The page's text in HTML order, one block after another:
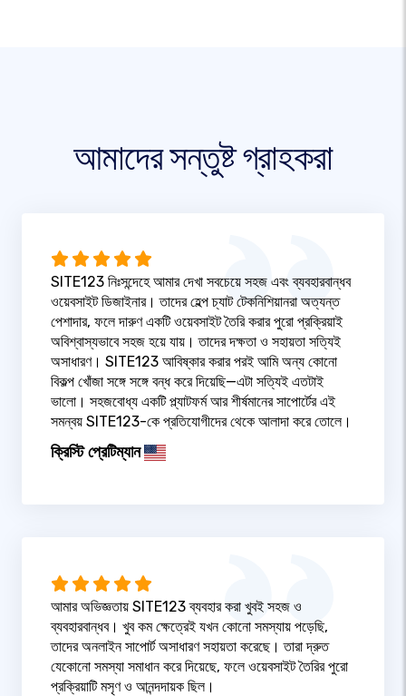
আমাদের সন্তুষ্ট গ্রাহকরা
SITE123 নিঃসন্দেহে আমার দেখা সবচেয়ে সহজ এবং ব্যবহারবান্ধব
ওয়েবসাইট ডিজাইনার। তাদের হেল্প চ্যাট টেকনিশিয়ানরা অত্যন্ত
পেশাদার, ফলে দারুণ একটি ওয়েবসাইট তৈরি করার পুরো প্রক্রিয়াই
অবিশ্বাস্যভাবে সহজ হয়ে যায়। তাদের দক্ষতা ও সহায়তা সত্যিই
অসাধারণ। SITE123 আবিষ্কার করার পরই আমি অন্য কোনো
বিকল্প খোঁজা সঙ্গে সঙ্গে বন্ধ করে দিয়েছি—এটা সত্যিই এতটাই
ভালো। সহজবোধ্য একটি প্ল্যাটফর্ম আর শীর্ষমানের সাপোর্টের এই
সমন্বয় SITE123-কে প্রতিযোগীদের থেকে আলাদা করে তোলে।
ক্রিস্টি প্রেটিম্যান
আমার অভিজ্ঞতায় SITE123 ব্যবহার করা খুবই সহজ ও
ব্যবহারবান্ধব। খুব কম ক্ষেত্রেই যখন কোনো সমস্যায় পড়েছি,
তাদের অনলাইন সাপোর্ট অসাধারণ সহায়তা করেছে। তারা দ্রুত
যেকোনো সমস্যা সমাধান করে দিয়েছে, ফলে ওয়েবসাইট তৈরির পুরো
প্রক্রিয়াটি মসৃণ ও আনন্দদায়ক ছিল।